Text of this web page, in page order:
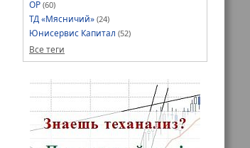
ОР (60)
ТД «Мясничий» (24)
Юнисервис Капитал (52)
Все теги